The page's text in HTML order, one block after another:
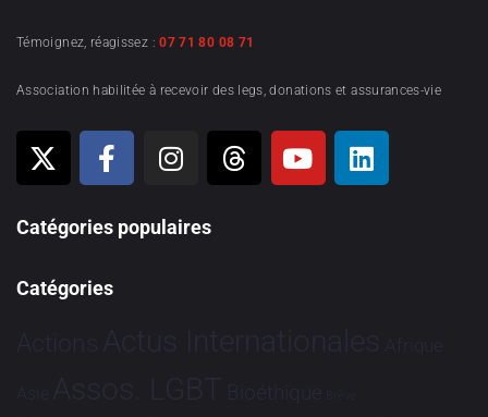
Témoignez, réagissez :07 71 80 08 71
Association habilitée à recevoir des legs, donations et assurances-vie
Catégories populaires
Catégories
Actions Actus Internationales Afrique
Asie Assos. LGBT Bioéthique Brève